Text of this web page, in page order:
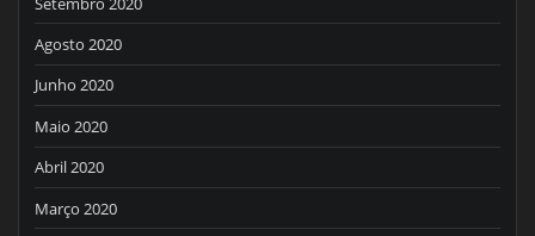
Agosto 2020
Junho 2020
Maio 2020
Abril 2020
Março 2020